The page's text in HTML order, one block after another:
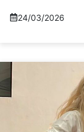
24/03/2026